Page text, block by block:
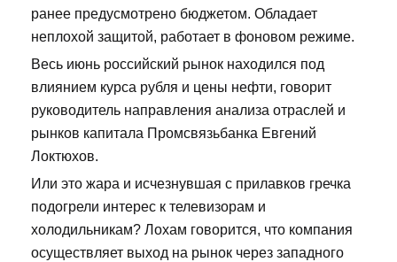
ранее предусмотрено бюджетом. Обладает
неплохой защитой, работает в фоновом режиме.
Весь июнь российский рынок находился под
влиянием курса рубля и цены нефти, говорит
руководитель направления анализа отраслей и
рынков капитала Промсвязьбанка Евгений
Локтюхов.
Или это жара и исчезнувшая с прилавков гречка
подогрели интерес к телевизорам и
холодильникам? Лохам говорится, что компания
осуществляет выход на рынок через западного